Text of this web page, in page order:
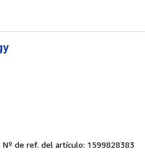
Nº de ref. del artículo: 1599828383